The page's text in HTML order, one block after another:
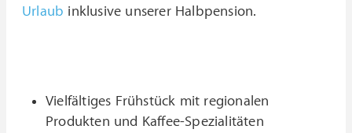
Urlaub inklusive unserer Halbpension.
Vielfältiges Frühstück mit regionalen
Produkten und Kaffee-Spezialitäten